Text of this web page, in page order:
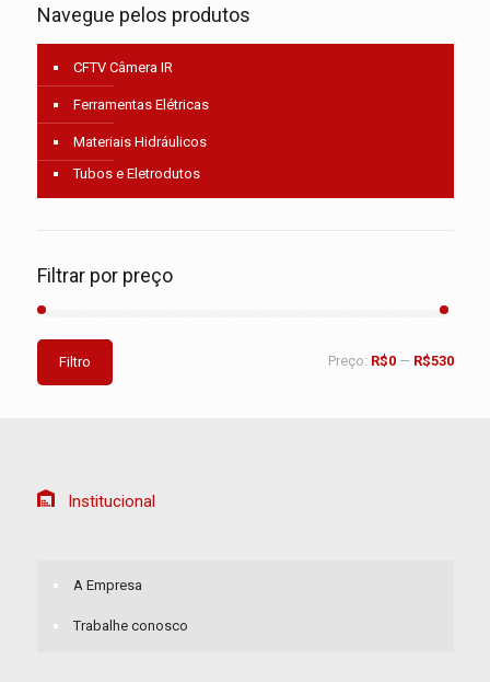
Navegue pelos produtos
CFTV Câmera IR
Ferramentas Elétricas
Materiais Hidráulicos
Tubos e Eletrodutos
Filtrar por preço
Filtro Preço: R$0— R$530
Institucional
A Empresa
Trabalhe conosco